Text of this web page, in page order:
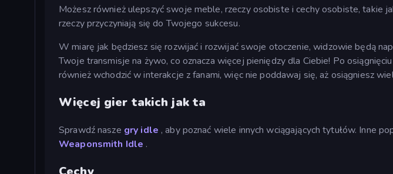
Możesz również ulepszyć swoje meble, rzeczy osobiste i cechy osobiste, takie
rzeczy przyczyniają się do Twojego sukcesu.
W miarę jak będziesz się rozwijać i rozwijać swoje otoczenie, widzowie będą
Twoje transmisje na żywo, co oznacza więcej pieniędzy dla Ciebie! Po
również wchodzić w interakcje z fanami, więc nie poddawaj się, aż osiągniesz
Więcej gier takich jak ta
Sprawdź nasze gry idle , aby poznać wiele innych wciągających tytułów. Inne
Weaponsmith Idle .